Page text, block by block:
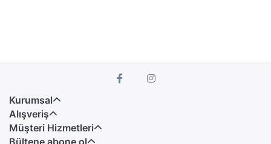
Kurumsal
Alışveriş
Müşteri Hizmetleri